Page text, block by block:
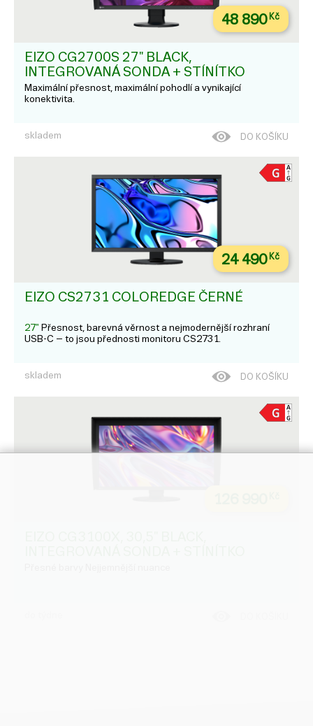
48 890Kč
EIZO CG2700S 27" BLACK,
INTEGROVANÁ SONDA + STÍNÍTKO
Maximální přesnost, maximální pohodlí a vynikající
konektivita.
skladem DO KOŠÍKU
24 490Kč
EIZO CS2731 COLOREDGE ČERNÉ
27" Přesnost, barevná věrnost a nejmodernější rozhraní
USB-C – to jsou přednosti monitoru CS2731.
skladem DO KOŠÍKU